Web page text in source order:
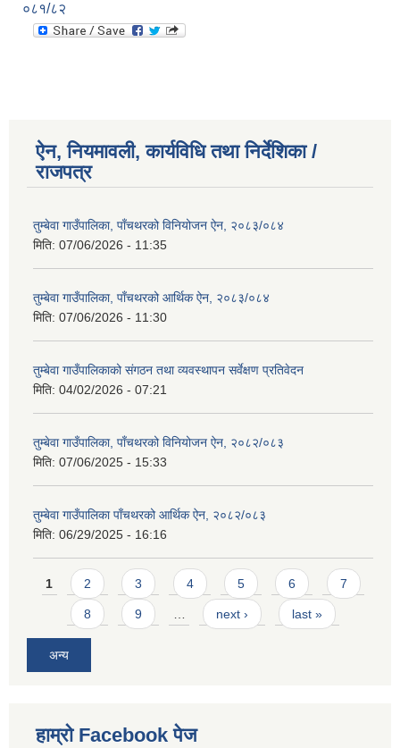
०८१/८२
ऐन, नियमावली, कार्यविधि तथा निर्देशिका /
राजपत्र
तुम्बेवा गाउँपालिका, पाँचथरको विनियोजन ऐन, २०८३/०८४
मिति: 07/06/2026 - 11:35
तुम्बेवा गाउँपालिका, पाँचथरको आर्थिक ऐन, २०८३/०८४
मिति: 07/06/2026 - 11:30
तुम्बेवा गाउँपालिकाको संगठन तथा व्यवस्थापन सर्वेक्षण प्रतिवेदन
मिति: 04/02/2026 - 07:21
तुम्बेवा गाउँपालिका, पाँचथरको विनियोजन ऐन, २०८२/०८३
मिति: 07/06/2025 - 15:33
तुम्बेवा गाउँपालिका पाँचथरको आर्थिक ऐन, २०८२/०८३
मिति: 06/29/2025 - 16:16
Pages
1 2 3 4 5 6 7
8 9 next › last »
अन्य
हाम्राे Facebook पेज